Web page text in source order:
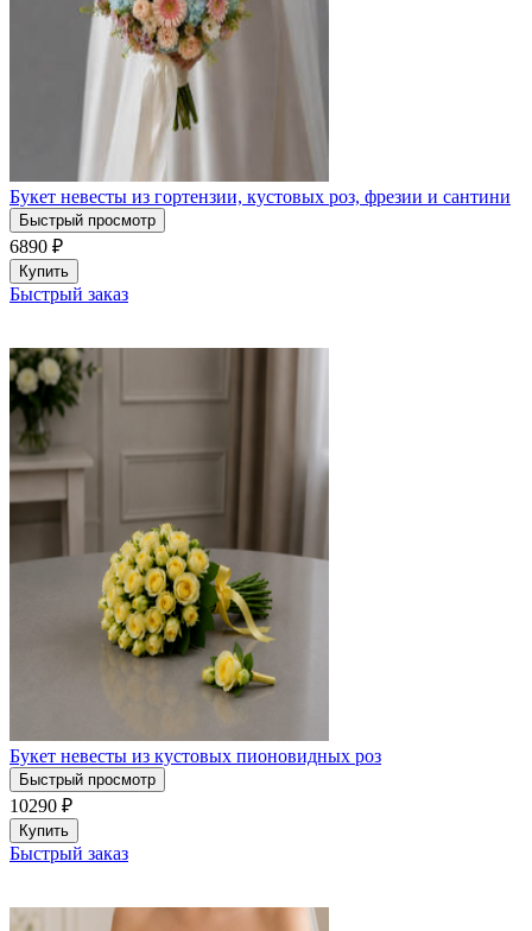
Букет невесты из гортензии, кустовых роз, фрезии и сантини
Быстрый просмотр
6890 ₽
Купить
Быстрый заказ
Букет невесты из кустовых пионовидных роз
Быстрый просмотр
10290 ₽
Купить
Быстрый заказ